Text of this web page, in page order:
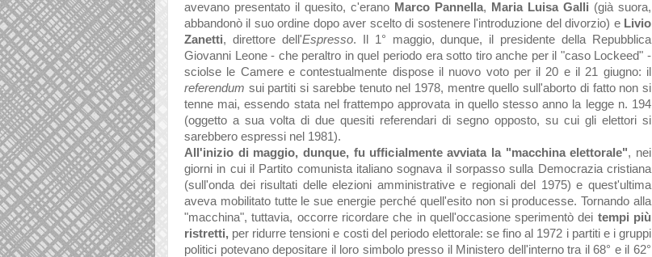
avevano presentato il quesito, c'erano Marco Pannella, Maria Luisa Galli (già suora,
abbandonò il suo ordine dopo aver scelto di sostenere l'introduzione del divorzio) e Livio
Zanetti, direttore dell'Espresso. Il 1° maggio, dunque, il presidente della Repubblica
Giovanni Leone - che peraltro in quel periodo era sotto tiro anche per il "caso Lockeed" -
sciolse le Camere e contestualmente dispose il nuovo voto per il 20 e il 21 giugno: il
referendum sui partiti si sarebbe tenuto nel 1978, mentre quello sull'aborto di fatto non si
tenne mai, essendo stata nel frattempo approvata in quello stesso anno la legge n. 194
(oggetto a sua volta di due quesiti referendari di segno opposto, su cui gli elettori si
sarebbero espressi nel 1981).
All'inizio di maggio, dunque, fu ufficialmente avviata la "macchina elettorale", nei
giorni in cui il Partito comunista italiano sognava il sorpasso sulla Democrazia cristiana
(sull'onda dei risultati delle elezioni amministrative e regionali del 1975) e quest'ultima
aveva mobilitato tutte le sue energie perché quell'esito non si producesse. Tornando alla
"macchina", tuttavia, occorre ricordare che in quell'occasione sperimentò dei tempi più
ristretti, per ridurre tensioni e costi del periodo elettorale: se fino al 1972 i partiti e i gruppi
politici potevano depositare il loro simbolo presso il Ministero dell'interno tra il 68° e il 62°